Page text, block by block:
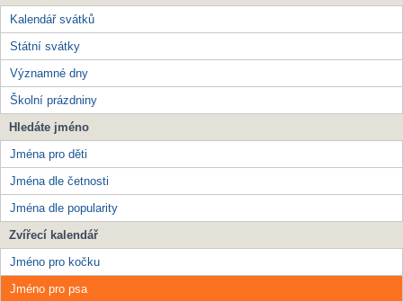
Kalendář svátků
Státní svátky
Významné dny
Školní prázdniny
Hledáte jméno
Jména pro děti
Jména dle četnosti
Jména dle popularity
Zvířecí kalendář
Jméno pro kočku
Jméno pro psa